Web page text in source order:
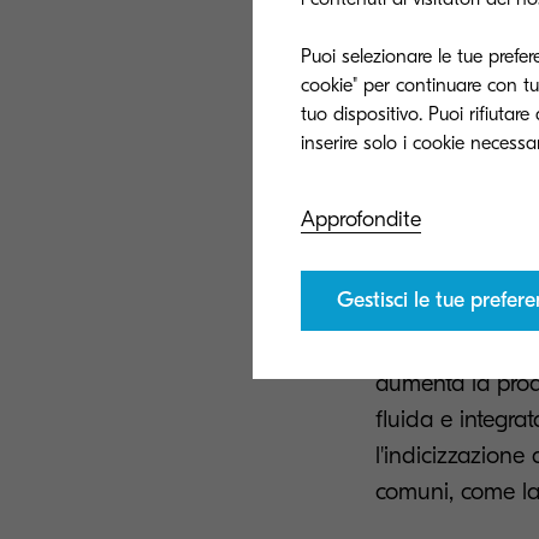
Con Kyocera
archiviati
consentendo ai
rapidamente
immediato da
aumenta la
fluida e
l'indicizzazione
comuni, come
Puoi selezionare le tue
cookie" per continuare con
tuo dispositivo. Puoi
Approfondite
Gestisci le tue